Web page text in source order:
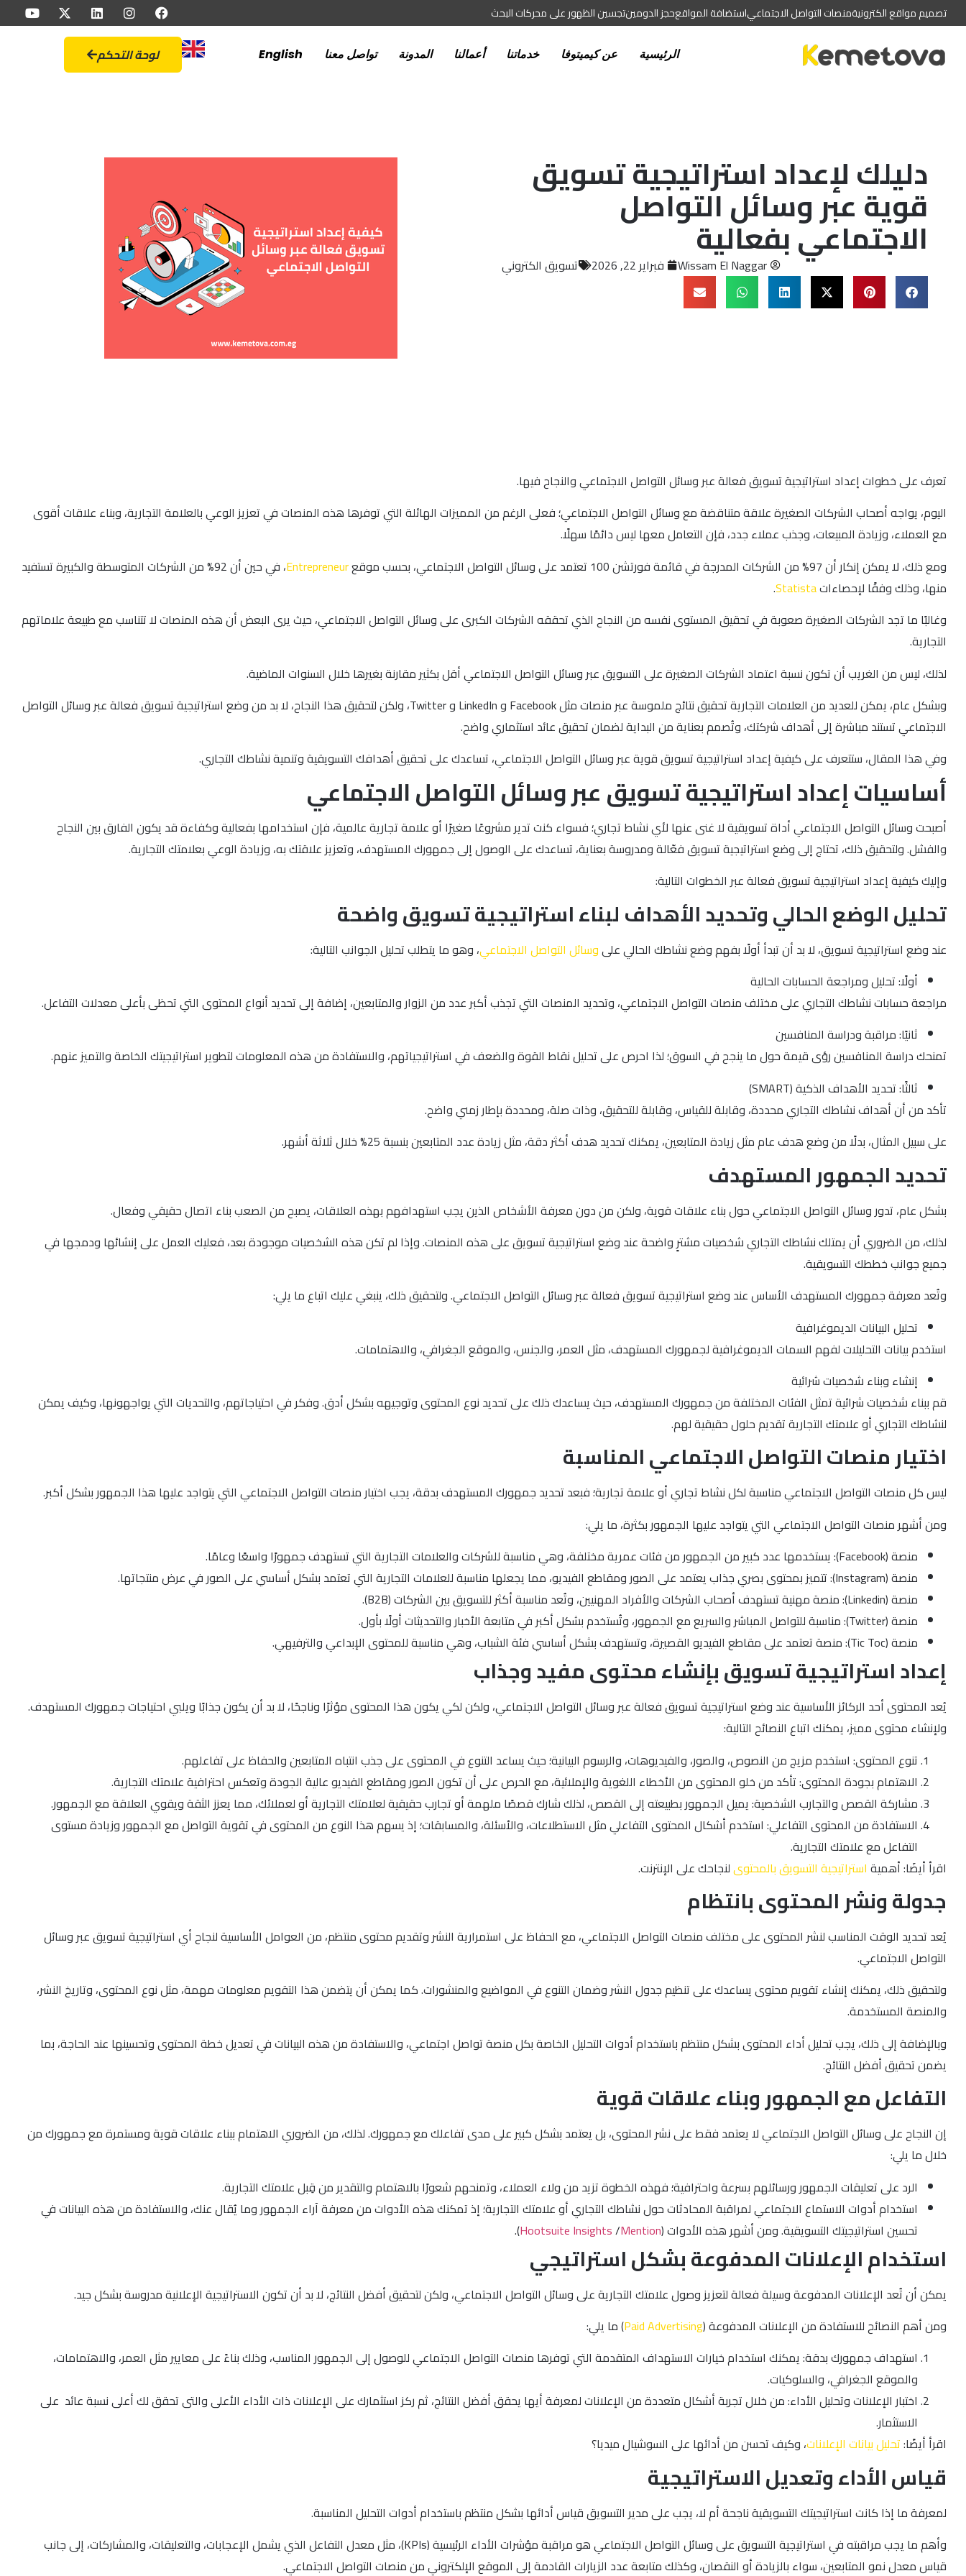
تصميم مواقع الكترونيةمنصات التواصل الاجتماعياستضافة المواقعحجز الدومينتجسين الظهور على محركات البحث
الرئيسية عن كيميتوفا خدماتنا أعمالنا المدونة تواصل معنا English لوحة التحكم
دليلك لإعداد استراتيجية تسويق
قوية عبر وسائل التواصل
الاجتماعي بفعالية
Wissam El Naggar فبراير 22, 2026 تسويق الكتروني
تعرف على خطوات إعداد استراتيجية تسويق فعالة عبر وسائل التواصل الاجتماعي والنجاح فيها.
اليوم، يواجه أصحاب الشركات الصغيرة علاقة متناقضة مع وسائل التواصل الاجتماعي؛ فعلى الرغم من المميزات الهائلة التي توفرها هذه المنصات في تعزيز الوعي بالعلامة التجارية، وبناء علاقات أقوى
مع العملاء، وزيادة المبيعات، وجذب عملاء جدد، فإن التعامل معها ليس دائمًا سهلًا.
ومع ذلك، لا يمكن إنكار أن 97% من الشركات المدرجة في قائمة فورتشن 100 تعتمد على وسائل التواصل الاجتماعي، بحسب موقع
Entrepreneur
، في حين أن 92% من الشركات المتوسطة والكبيرة تستفيد
منها، وذلك وفقًا لإحصاءاتStatista
.
وغالبًا ما تجد الشركات الصغيرة صعوبة في تحقيق المستوى نفسه من النجاح الذي تحققه الشركات الكبرى على وسائل التواصل الاجتماعي، حيث يرى البعض أن هذه المنصات لا تتناسب مع طبيعة علاماتهم
التجارية.
لذلك، ليس من الغريب أن تكون نسبة اعتماد الشركات الصغيرة على التسويق عبر وسائل التواصل الاجتماعي أقل بكثير مقارنة بغيرها خلال السنوات الماضية.
وبشكل عام، يمكن للعديد من العلامات التجارية تحقيق نتائج ملموسة عبر منصات مثل Facebook و LinkedIn و Twitter، ولكن لتحقيق هذا النجاح، لا بد من وضع استراتيجية تسويق فعالة عبر وسائل التواصل
الاجتماعي تستند مباشرة إلى أهداف شركتك، وتُصمم بعناية من البداية لضمان تحقيق عائد استثماري واضح.
وفي هذا المقال، ستتعرف على كيفية إعداد استراتيجية تسويق قوية عبر وسائل التواصل الاجتماعي، تساعدك على تحقيق أهدافك التسويقية وتنمية نشاطك التجاري.
أساسيات إعداد استراتيجية تسويق عبر وسائل التواصل الاجتماعي
أصبحت وسائل التواصل الاجتماعي أداة تسويقية لا غنى عنها لأي نشاط تجاري؛ فسواء كنت تدير مشروعًا صغيرًا أو علامة تجارية عالمية، فإن استخدامها بفعالية وكفاءة قد يكون الفارق بين النجاح
والفشل. ولتحقيق ذلك، تحتاج إلى وضع استراتيجية تسويق فعّالة ومدروسة بعناية، تساعدك على الوصول إلى جمهورك المستهدف، وتعزيز علاقتك به، وزيادة الوعي بعلامتك التجارية.
وإليك كيفية إعداد استراتيجية تسويق فعالة عبر الخطوات التالية:
تحليل الوضع الحالي وتحديد الأهداف لبناء استراتيجية تسويق واضحة
عند وضع استراتيجية تسويق، لا بد أن تبدأ أولًا بفهم وضع نشاطك الحالي علىوسائل التواصل الاجتماعي، وهو ما يتطلب تحليل الجوانب التالية:
أولًا: تحليل ومراجعة الحسابات الحالية
مراجعة حسابات نشاطك التجاري على مختلف منصات التواصل الاجتماعي، وتحديد المنصات التي تجذب أكبر عدد من الزوار والمتابعين، إضافة إلى تحديد أنواع المحتوى التي تحظى بأعلى معدلات التفاعل.
ثانيًا: مراقبة ودراسة المنافسين
تمنحك دراسة المنافسين رؤى قيمة حول ما ينجح في السوق؛ لذا احرص على تحليل نقاط القوة والضعف في استراتيجياتهم، والاستفادة من هذه المعلومات لتطوير استراتيجيتك الخاصة والتميز عنهم.
ثالثًا: تحديد الأهداف الذكية (SMART)
تأكد من أن أهداف نشاطك التجاري محددة، وقابلة للقياس، وقابلة للتحقيق، وذات صلة، ومحددة بإطار زمني واضح.
على سبيل المثال، بدلًا من وضع هدف عام مثل زيادة المتابعين، يمكنك تحديد هدف أكثر دقة، مثل زيادة عدد المتابعين بنسبة 25% خلال ثلاثة أشهر.
تحديد الجمهور المستهدف
بشكل عام، تدور وسائل التواصل الاجتماعي حول بناء علاقات قوية، ولكن من دون معرفة الأشخاص الذين يجب استهدافهم بهذه العلاقات، يصبح من الصعب بناء اتصال حقيقي وفعال.
لذلك، من الضروري أن يمتلك نشاطك التجاري شخصيات مشترٍ واضحة عند وضع استراتيجية تسويق على هذه المنصات. وإذا لم تكن هذه الشخصيات موجودة بعد، فعليك العمل على إنشائها ودمجها في
جميع جوانب خططك التسويقية.
وتُعد معرفة جمهورك المستهدف الأساس عند وضع استراتيجية تسويق فعالة عبر وسائل التواصل الاجتماعي. ولتحقيق ذلك، ينبغي عليك اتباع ما يلي:
تحليل البيانات الديموغرافية
استخدم بيانات التحليلات لفهم السمات الديموغرافية لجمهورك المستهدف، مثل العمر، والجنس، والموقع الجغرافي، والاهتمامات.
إنشاء وبناء شخصيات شرائية
قم ببناء شخصيات شرائية تمثل الفئات المختلفة من جمهورك المستهدف، حيث يساعدك ذلك على تحديد نوع المحتوى وتوجيهه بشكل أدق. وفكر في احتياجاتهم، والتحديات التي يواجهونها، وكيف يمكن
لنشاطك التجاري أو علامتك التجارية تقديم حلول حقيقية لهم.
اختيار منصات التواصل الاجتماعي المناسبة
ليس كل منصات التواصل الاجتماعي مناسبة لكل نشاط تجاري أو علامة تجارية؛ فبعد تحديد جمهورك المستهدف بدقة، يجب اختيار منصات التواصل الاجتماعي التي يتواجد عليها هذا الجمهور بشكل أكبر.
ومن أشهر منصات التواصل الاجتماعي التي يتواجد عليها الجمهور بكثرة، ما يلي:
منصة (Facebook): يستخدمها عدد كبير من الجمهور من فئات عمرية مختلفة، وهي مناسبة للشركات والعلامات التجارية التي تستهدف جمهورًا واسعًا وعامًا.
منصة (Instagram): تتميز بمحتوى بصري جذاب يعتمد على الصور ومقاطع الفيديو، مما يجعلها مناسبة للعلامات التجارية التي تعتمد بشكل أساسي على الصور في عرض منتجاتها.
منصة (Linkedin): منصة مهنية تستهدف أصحاب الشركات والأفراد المهنيين، وتُعد مناسبة أكثر للتسويق بين الشركات (B2B).
منصة (Twitter): مناسبة للتواصل المباشر والسريع مع الجمهور، وتُستخدم بشكل أكبر في متابعة الأخبار والتحديثات أولًا بأول.
منصة (Tic Toc): منصة تعتمد على مقاطع الفيديو القصيرة، وتستهدف بشكل أساسي فئة الشباب، وهي مناسبة للمحتوى الإبداعي والترفيهي.
إعداد استراتيجية تسويق بإنشاء محتوى مفيد وجذاب
يُعد المحتوى أحد الركائز الأساسية عند وضع استراتيجية تسويق فعالة عبر وسائل التواصل الاجتماعي، ولكن لكي يكون هذا المحتوى مؤثرًا وناجحًا، لا بد أن يكون جذابًا ويلبي احتياجات جمهورك المستهدف.
ولإنشاء محتوى مميز، يمكنك اتباع النصائح التالية:
تنوع المحتوى: استخدم مزيج من النصوص، والصور، والفيديوهات، والرسوم البيانية؛ حيث يساعد التنوع في المحتوى على جذب انتباه المتابعين والحفاظ على تفاعلهم.
الاهتمام بجودة المحتوى: تأكد من خلو المحتوى من الأخطاء اللغوية والإملائية، مع الحرص على أن تكون الصور ومقاطع الفيديو عالية الجودة وتعكس احترافية علامتك التجارية.
مشاركة القصص والتجارب الشخصية: يميل الجمهور بطبيعته إلى القصص، لذلك شارك قصصًا ملهمة أو تجارب حقيقية لعلامتك التجارية أو لعملائك، مما يعزز الثقة ويقوي العلاقة مع الجمهور.
الاستفادة من المحتوى التفاعلي: استخدم أشكال المحتوى التفاعلي مثل الاستطلاعات، والأسئلة، والمسابقات؛ إذ يسهم هذا النوع من المحتوى في تقوية التواصل مع الجمهور وزيادة مستوى
التفاعل مع علامتك التجارية.
اقرأ أيضَا: أهمية استراتيجية التسويق بالمحتوىلنجاحك على الإنترنت.
جدولة ونشر المحتوى بانتظام
يُعد تحديد الوقت المناسب لنشر المحتوى على مختلف منصات التواصل الاجتماعي، مع الحفاظ على استمرارية النشر وتقديم محتوى منتظم، من العوامل الأساسية لنجاح أي استراتيجية تسويق عبر وسائل
التواصل الاجتماعي.
ولتحقيق ذلك، يمكنك إنشاء تقويم محتوى يساعدك على تنظيم جدول النشر وضمان التنوع في المواضيع والمنشورات. كما يمكن أن يتضمن هذا التقويم معلومات مهمة، مثل نوع المحتوى، وتاريخ النشر،
والمنصة المستخدمة.
وبالإضافة إلى ذلك، يجب تحليل أداء المحتوى بشكل منتظم باستخدام أدوات التحليل الخاصة بكل منصة تواصل اجتماعي، والاستفادة من هذه البيانات في تعديل خطة المحتوى وتحسينها عند الحاجة، بما
يضمن تحقيق أفضل النتائج.
التفاعل مع الجمهور وبناء علاقات قوية
إن النجاح على وسائل التواصل الاجتماعي لا يعتمد فقط على نشر المحتوى، بل يعتمد بشكل كبير على مدى تفاعلك مع جمهورك. لذلك، من الضروري الاهتمام ببناء علاقات قوية ومستمرة مع جمهورك من
خلال ما يلي:
الرد على تعليقات الجمهور ورسائلهم بسرعة واحترافية؛ فهذه الخطوة تزيد من ولاء العملاء، وتمنحهم شعورًا بالاهتمام والتقدير من قِبل علامتك التجارية.
استخدام أدوات الاستماع الاجتماعي لمراقبة المحادثات حول نشاطك التجاري أو علامتك التجارية؛ إذ تمكنك هذه الأدوات من معرفة آراء الجمهور وما يُقال عنك، والاستفادة من هذه البيانات في
تحسين استراتيجيتك التسويقية. ومن أشهر هذه الأدوات (
Hootsuite Insights/Mention
).
استخدام الإعلانات المدفوعة بشكل استراتيجي
يمكن أن تُعد الإعلانات المدفوعة وسيلة فعالة لتعزيز وصول علامتك التجارية على وسائل التواصل الاجتماعي، ولكن لتحقيق أفضل النتائج، لا بد أن تكون الاستراتيجية الإعلانية مدروسة بشكل جيد.
ومن أهم النصائح للاستفادة من الإعلانات المدفوعة (Paid Advertising) ما يلي:
استهداف جمهورك بدقة: يمكنك استخدام خيارات الاستهداف المتقدمة التي توفرها منصات التواصل الاجتماعي للوصول إلى الجمهور المناسب، وذلك بناءً على معايير مثل العمر، والاهتمامات،
والموقع الجغرافي، والسلوكيات.
اختبار الإعلانات وتحليل الأداء: من خلال تجربة أشكال متعددة من الإعلانات لمعرفة أيها يحقق أفضل النتائج، ثم ركز استثمارك على الإعلانات ذات الأداء الأعلى والتى تحقق لك أعلى نسبة عائد على
الاستثمار.
اقرأ أيضًا:تحليل بيانات الإعلانات، وكيف تحسن من أدائها على السوشيال ميديا؟
قياس الأداء وتعديل الاستراتيجية
لمعرفة ما إذا كانت استراتيجيتك التسويقية ناجحة أم لا، يجب على مدير التسويق قياس أدائها بشكل منتظم باستخدام أدوات التحليل المناسبة.
وأهم ما يجب مراقبته في استراتيجية التسويق على وسائل التواصل الاجتماعي هو مراقبة مؤشرات الأداء الرئيسية (KPIs)، مثل معدل التفاعل الذي يشمل الإعجابات، والتعليقات، والمشاركات، إلى جانب
قياس معدل نمو المتابعين، سواء بالزيادة أو النقصان، وكذلك متابعة عدد الزيارات القادمة إلى الموقع الإلكتروني من منصات التواصل الاجتماعي.